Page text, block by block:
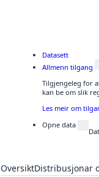
Datasett
Allmenn tilgang
Tilgjengeleg for
kan be om slik
Les meir om
Opne data
OversiktDistribusjonar